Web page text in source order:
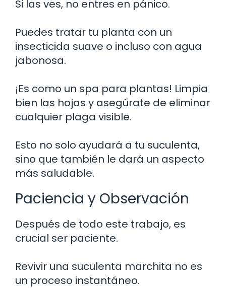
Si las ves, no entres en pánico.
Puedes tratar tu planta con un
insecticida suave o incluso con agua
jabonosa.
¡Es como un spa para plantas! Limpia
bien las hojas y asegúrate de eliminar
cualquier plaga visible.
Esto no solo ayudará a tu suculenta,
sino que también le dará un aspecto
más saludable.
Paciencia y Observación
Después de todo este trabajo, es
crucial ser paciente.
Revivir una suculenta marchita no es
un proceso instantáneo.